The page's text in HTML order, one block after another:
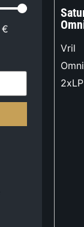
€
Vril
2xLP